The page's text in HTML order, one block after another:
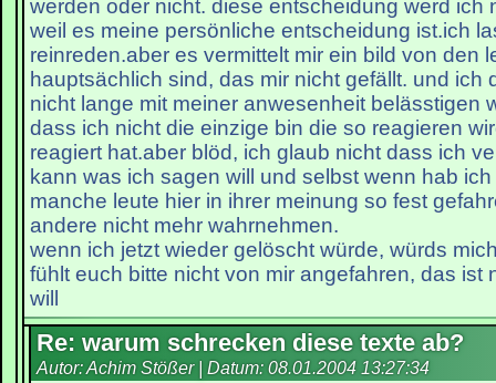
werden oder nicht. diese entscheidung werd ich
weil es meine persönliche entscheidung ist.ich
reinreden.aber es vermittelt mir ein bild von den
hauptsächlich sind, das mir nicht gefällt. und ich
nicht lange mit meiner anwesenheit belässtigen
dass ich nicht die einzige bin die so reagieren
reagiert hat.aber blöd, ich glaub nicht dass ich
kann was ich sagen will und selbst wenn hab
manche leute hier in ihrer meinung so fest
andere nicht mehr wahrnehmen.
wenn ich jetzt wieder gelöscht würde, würds
fühlt euch bitte nicht von mir angefahren, das ist
will
Re: warum schrecken diese texte ab?
Autor: Achim Stößer | Datum: 08.01.2004 13:27:34